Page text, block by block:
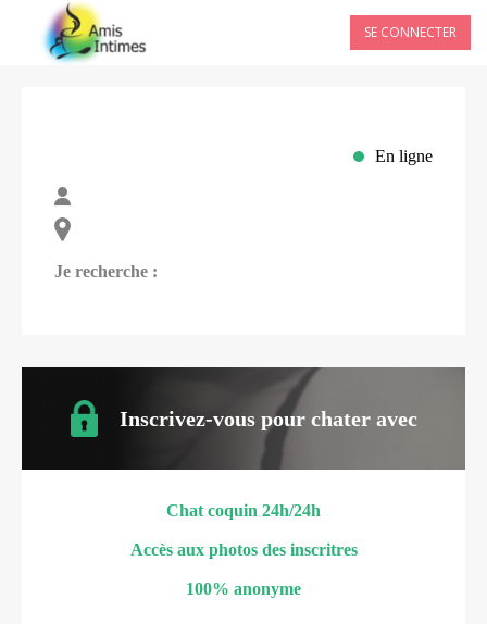
SE CONNECTER
En ligne
Je recherche :
Inscrivez-vous pour chater avec
Chat coquin 24h/24h
Accès aux photos des inscritres
100% anonyme